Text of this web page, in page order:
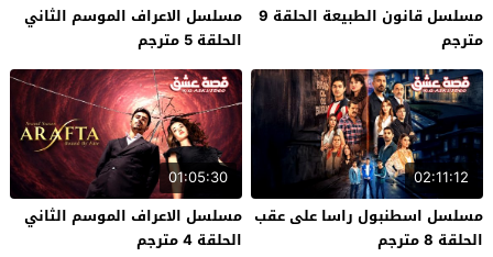
مسلسل قانون الطبيعة الحلقة 9
مترجم
مسلسل الاعراف الموسم الثاني
الحلقة 5 مترجم
02:11:12
مسلسل اسطنبول راسا على عقب
الحلقة 8 مترجم
01:05:30
مسلسل الاعراف الموسم الثاني
الحلقة 4 مترجم